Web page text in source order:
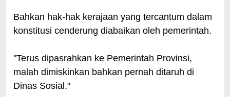
Bahkan hak-hak kerajaan yang tercantum dalam
konstitusi cenderung diabaikan oleh pemerintah.
"Terus dipasrahkan ke Pemerintah Provinsi,
malah dimiskinkan bahkan pernah ditaruh di
Dinas Sosial."